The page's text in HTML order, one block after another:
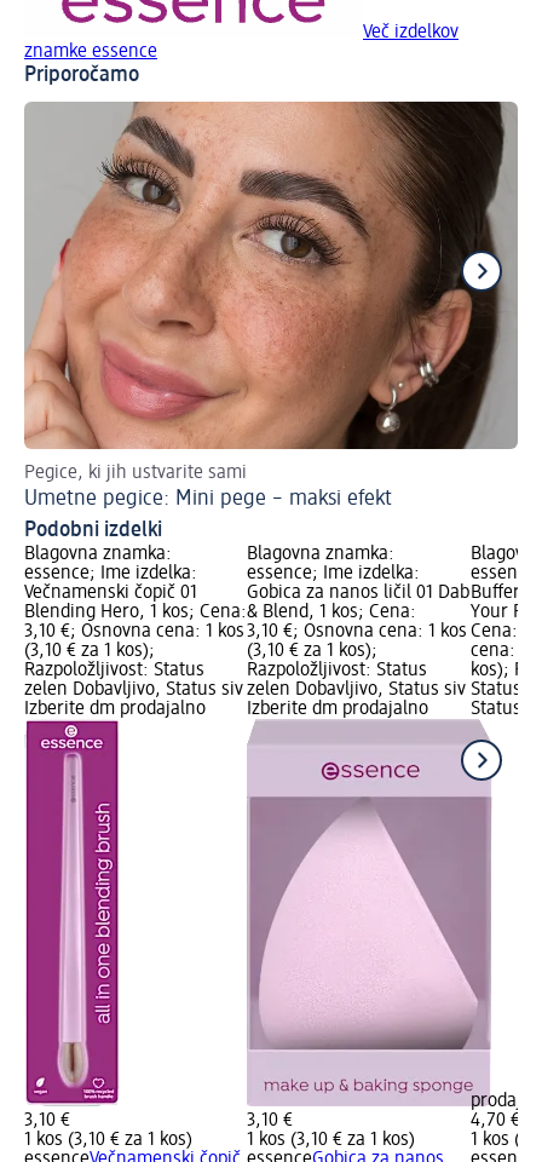
Več izdelkov
znamke essence
Priporočamo
Pegice, ki jih ustvarite sami
Umetne pegice: Mini pege – maksi efekt
Podobni izdelki
Blagovna znamka:
essence; Ime izdelka:
Večnamenski čopič 01
Blending Hero, 1 kos; Cena:
3,10 €; Osnovna cena: 1 kos
(3,10 € za 1 kos);
Razpoložljivost: Status
zelen Dobavljivo, Status siv
Izberite dm prodajalno
3,10 €
1 kos (3,10 € za 1 kos)
Blagovna znamka:
essence; Ime izdelka:
Gobica za nanos ličil 01 Dab
& Blend, 1 kos; Cena:
3,10 €; Osnovna cena: 1 kos
(3,10 € za 1 kos);
Razpoložljivost: Status
zelen Dobavljivo, Status siv
Izberite dm prodajalno
3,10 €
1 kos (3,10 € za 1 kos)
Buffer
Your
Cena:
cena: 1
kos);
Status
Status
4,70 €
1 kos